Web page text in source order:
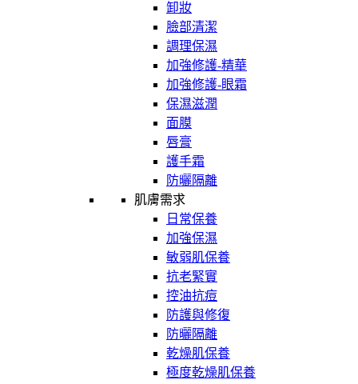
卸妝
臉部清潔
調理保濕
加強修護-精華
加強修護-眼霜
保濕滋潤
面膜
唇膏
護手霜
防曬隔離
肌膚需求
日常保養
加強保濕
敏弱肌保養
抗老緊實
控油抗痘
防護與修復
防曬隔離
乾燥肌保養
極度乾燥肌保養